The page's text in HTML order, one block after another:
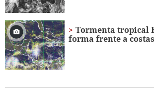
Tormenta tropical
forma frente a